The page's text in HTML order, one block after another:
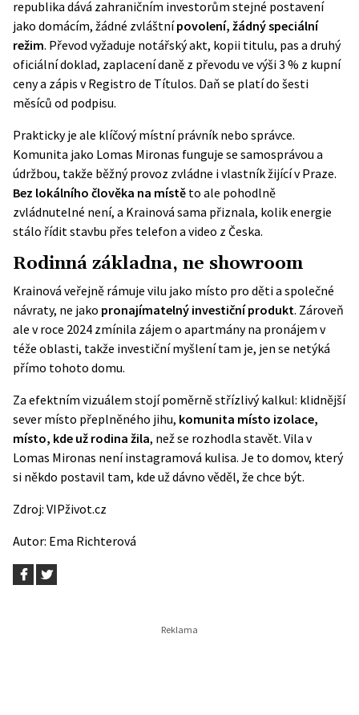
republika dává zahraničním investorům stejné postavení
jako domácím, žádné zvláštnípovolení, žádný speciální
režim. Převod vyžaduje notářský akt, kopii titulu, pas a druhý
oficiální doklad, zaplacení daně z převodu ve výši 3 % z kupní
ceny a zápis v Registro de Títulos. Daň se platí do šesti
měsíců od podpisu.
Prakticky je ale klíčový místní právník nebo správce.
Komunita jako Lomas Mironas funguje se samosprávou a
údržbou, takže běžný provoz zvládne i vlastník žijící v Praze.
Bez lokálního člověka na místě to ale pohodlně
zvládnutelné není, a Krainová sama přiznala, kolik energie
stálo řídit stavbu přes telefon a video z Česka.
Rodinná základna, ne showroom
Krainová veřejně rámuje vilu jako místo pro děti a společné
návraty, ne jako pronajímatelný investiční produkt. Zároveň
ale v roce 2024 zmínila zájem o apartmány na pronájem v
téže oblasti, takže investiční myšlení tam je, jen se netýká
přímo tohoto domu.
Za efektním vizuálem stojí poměrně střízlivý kalkul: klidnější
sever místo přeplněného jihu, komunita místo izolace,
místo, kde už rodina žila, než se rozhodla stavět. Vila v
Lomas Mironas není instagramová kulisa. Je to domov, který
si někdo postavil tam, kde už dávno věděl, že chce být.
Zdroj: VIPživot.cz
Autor: Ema Richterová